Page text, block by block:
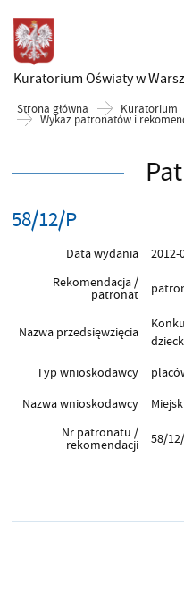
Kuratorium Oświatyw
Strona główna Kuratorium
Wykaz patronatów i
58/12/P
Data wydania
2012-
Rekomendacja /
patronat
Nazwa przedsięwzięcia
Typ wnioskodawcy
Nazwa wnioskodawcy
Nr patronatu /
rekomendacji 58/